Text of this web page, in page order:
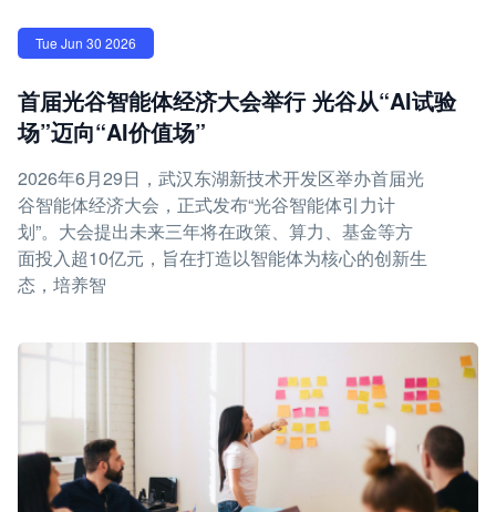
Tue Jun 30 2026
首届光谷智能体经济大会举行 光谷从“AI试验
场”迈向“AI价值场”
2026年6月29日，武汉东湖新技术开发区举办首届光
谷智能体经济大会，正式发布“光谷智能体引力计
划”。大会提出未来三年将在政策、算力、基金等方
面投入超10亿元，旨在打造以智能体为核心的创新生
态，培养智